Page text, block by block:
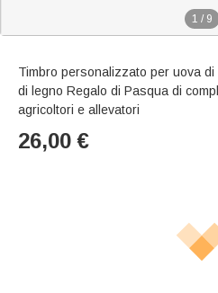
1 / 9
Timbro personalizzato per uova
di legno Regalo di Pasqua di
agricoltori e allevatori
26,00 €